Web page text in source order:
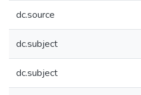
dc.source
dc.subject
dc.subject